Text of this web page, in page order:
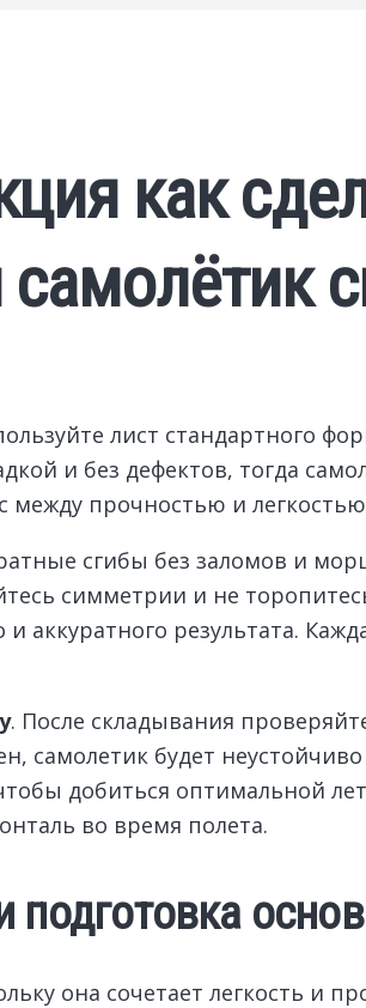
как
лист стандартного
и без дефектов, тогда
между прочностью и
сгибы без заломов и
симметрии и не
аккуратного результата.
. После складывания
будет
добиться оптимальной
во время полета.
она сочетает легкость и